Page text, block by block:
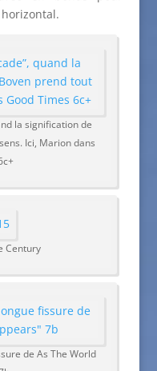
la signification de
Ici, Marion dans
Century
de As The World